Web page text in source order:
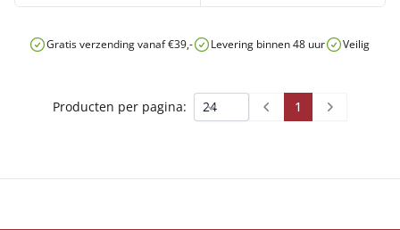
Gratis verzending vanaf €39,- Levering binnen 48 uur Veilig
Producten per pagina: Prev 1 Next